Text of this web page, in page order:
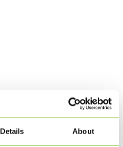
Details About